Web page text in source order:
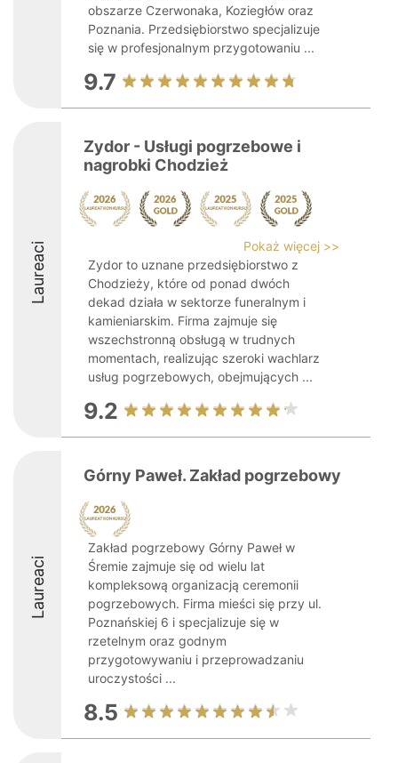
obszarze Czerwonaka, Koziegłów oraz
Poznania. Przedsiębiorstwo specjalizuje
się w profesjonalnym przygotowaniu ...
9.7
Laureaci
Zydor - Usługi pogrzebowe i
nagrobki Chodzież
Pokaż więcej >>
Zydor to uznane przedsiębiorstwo z
Chodzieży, które od ponad dwóch
dekad działa w sektorze funeralnym i
kamieniarskim. Firma zajmuje się
wszechstronną obsługą w trudnych
momentach, realizując szeroki wachlarz
usług pogrzebowych, obejmujących ...
9.2
Laureaci
Górny Paweł. Zakład pogrzebowy
Zakład pogrzebowy Górny Paweł w
Śremie zajmuje się od wielu lat
kompleksową organizacją ceremonii
pogrzebowych. Firma mieści się przy ul.
Poznańskiej 6 i specjalizuje się w
rzetelnym oraz godnym
przygotowywaniu i przeprowadzaniu
uroczystości ...
8.5